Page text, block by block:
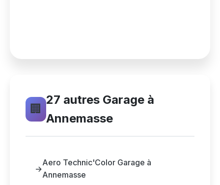
🏢
27 autres Garage à
Annemasse
→
Aero Technic'Color Garage à
Annemasse